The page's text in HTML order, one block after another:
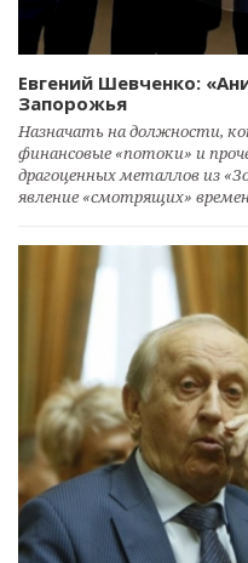
Евгений Шевченко:
Запорожья
Назначать на должности,
финансовые «потоки» и
драгоценных металлов из
явление «смотрящих»